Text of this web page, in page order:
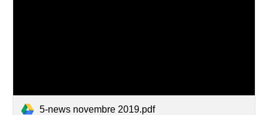
5-news novembre 2019.pdf